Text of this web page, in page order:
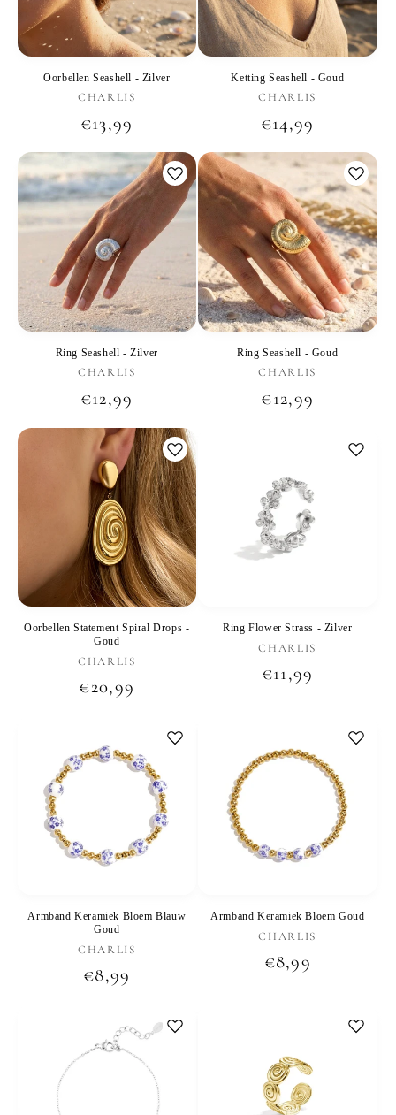
Oorbellen Seashell - Zilver
Verkoper:
CHARLIS
Normale
prijs
€13,99
Ketting Seashell - Goud
Verkoper:
CHARLIS
Normale
prijs
€14,99
Ring Seashell - Zilver
Verkoper:
CHARLIS
Normale
prijs
€12,99
Ring Seashell - Goud
Verkoper:
CHARLIS
Normale
€12,99
Oorbellen Statement Spiral Drops -
Goud
Verkoper:
CHARLIS
Normale
€20,99
Ring Flower Strass - Zilver
Verkoper:
CHARLIS
Normale
€11,99
Armband Keramiek Bloem Blauw
Goud
Verkoper:
CHARLIS
Normale
€8,99
Armband Keramiek Bloem Goud
Verkoper:
CHARLIS
Normale
€8,99